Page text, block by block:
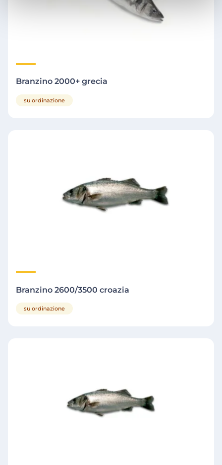
Branzino 2000+ grecia
su ordinazione
Branzino 2600/3500 croazia
su ordinazione